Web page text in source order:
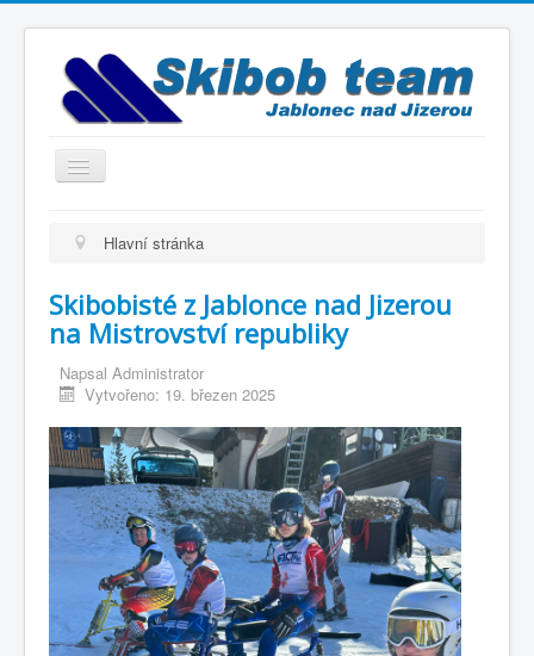
Přepnout
navigaci
Výbor a trenéři
Závodníci
Kontakty
Termínový kalendář
Výsledky
Videogalerie
Fotogalerie
Hlavní stránka
Skibobisté z Jablonce nad Jizerou
na Mistrovství republiky
Napsal Administrator
Vytvořeno: 19. březen 2025